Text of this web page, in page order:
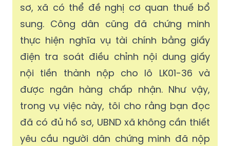
sơ, xã có thể đề nghị cơ quan thuế bổ
sung. Công dân cũng đã chứng minh
thực hiện nghĩa vụ tài chính bằng giấy
điện tra soát điều chỉnh nội dung giấy
nội tiền thành nộp cho lô LK01-36 và
được ngân hàng chấp nhận. Như vậy,
trong vụ việc này, tôi cho rằng bạn đọc
đã có đủ hồ sơ, UBND xã không cần thiết
yêu cầu người dân chứng minh đã nộp